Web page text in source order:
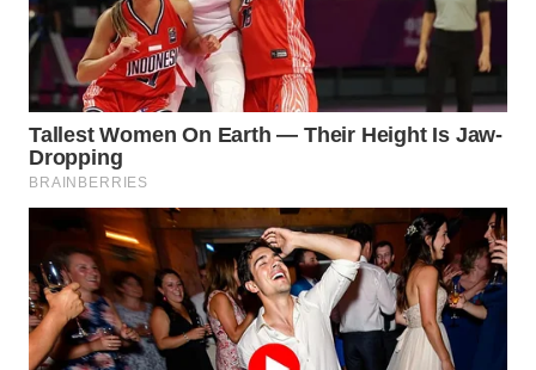
WN
PADANG
LAWAS
WN
SUMEDANG
WN
CIANJUR
WN
KEPULAUAN
SERIBU